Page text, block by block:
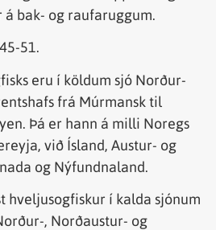
bak- og raufaruggum.
51.
eru í köldum sjó Norður-
frá Múrmansk til
Þá er hann á milli Noregs
við Ísland, Austur- og
og Nýfundnaland.
hveljusogfiskur í kalda sjónum
, Norðaustur- og